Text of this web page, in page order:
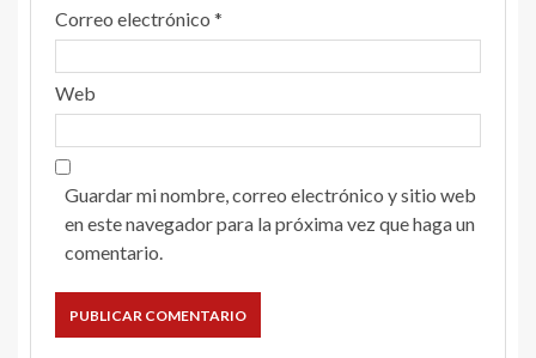
Correo electrónico *
Web
Guardar mi nombre, correo electrónico y sitio web
en este navegador para la próxima vez que haga un
comentario.